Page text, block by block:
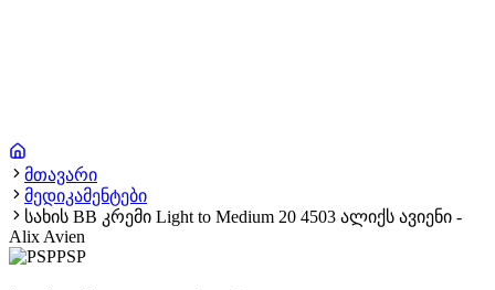
მთავარი
მედიკამენტები
სახის BB კრემი Light to Medium 20 4503 ალიქს ავიენი -
Alix Avien
PSP